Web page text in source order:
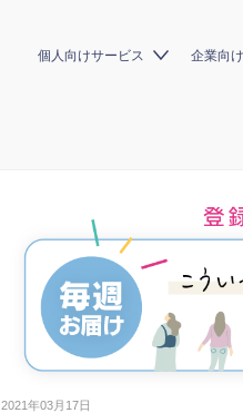
個人向けサービス 企業向
2021年03月17日